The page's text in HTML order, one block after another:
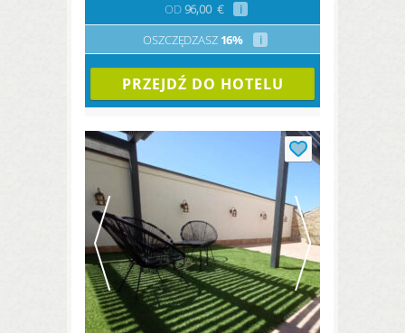
OD96,00 €
i
OSZCZĘDZASZ 16% i
PRZEJDŹ DO HOTELU